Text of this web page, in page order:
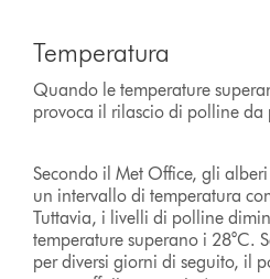
Temperatura
Quando le temperature
provoca il rilascio di polline da
Secondo il Met Office, gli
un intervallo di temperatura
Tuttavia, i livelli di polline
temperature superano i 28°C.
per diversi giorni di seguito, il